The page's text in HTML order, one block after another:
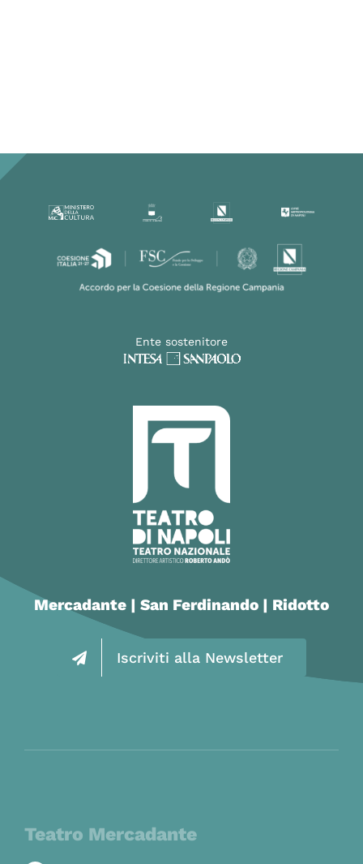
Ente sostenitore
Mercadante | San Ferdinando | Ridotto
Iscriviti alla Newsletter
Teatro Mercadante